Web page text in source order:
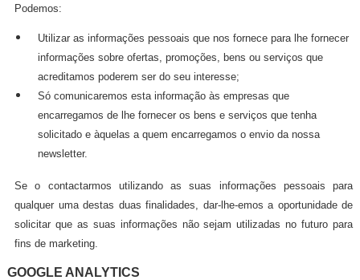
Podemos:
Utilizar as informações pessoais que nos fornece para lhe fornecer
informações sobre ofertas, promoções, bens ou serviços que
acreditamos poderem ser do seu interesse;
Só comunicaremos esta informação às empresas que
encarregamos de lhe fornecer os bens e serviços que tenha
solicitado e àquelas a quem encarregamos o envio da nossa
newsletter.
Se o contactarmos utilizando as suas informações pessoais para
qualquer uma destas duas finalidades, dar-lhe-emos a oportunidade de
solicitar que as suas informações não sejam utilizadas no futuro para
fins de marketing.
GOOGLE ANALYTICS